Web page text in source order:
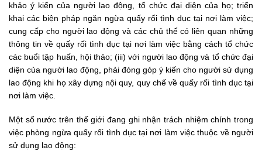
khảo ý kiến của người lao động, tổ chức đại diện của họ; triển
khai các biện pháp ngăn ngừa quấy rối tình dục tại nơi làm việc;
cung cấp cho người lao động và các chủ thể có liên quan những
thông tin về quấy rối tình dục tại nơi làm việc bằng cách tổ chức
các buổi tập huấn, hội thảo; (iii) với người lao động và tổ chức đại
diện của người lao động, phải đóng góp ý kiến cho người sử dụng
lao động khi họ xây dựng nội quy, quy chế về quấy rối tình dục tại
nơi làm việc.
Một số nước trên thế giới đang ghi nhận trách nhiệm chính trong
việc phòng ngừa quấy rối tình dục tại nơi làm việc thuộc về người
sử dụng lao động: